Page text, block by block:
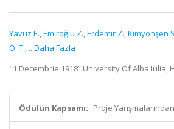
Yavuz E.,Emiroğlu Z.,Erdemir Z.,Kimyonşen
O. T., ...Daha Fazla
"1 Decembrie 1918” University Of Alba Iulia,
Ödülün Kapsamı: Proje